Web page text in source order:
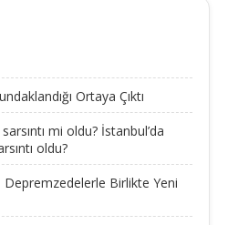
Ortaya Çıktı
mi oldu? İstanbul’da
oldu?
Depremzedelerle Birlikte Yeni